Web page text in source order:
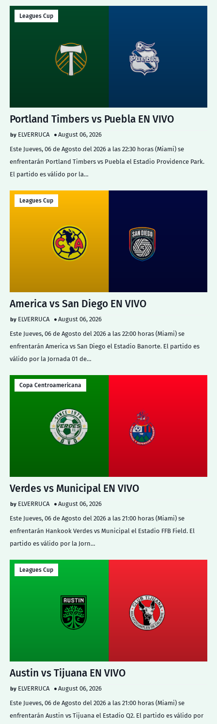
Leagues Cup
Portland Timbers vs Puebla EN VIVO
ELVERRUCA
August 06, 2026
Este Jueves, 06 de Agosto del 2026 a las 22:30 horas (Miami) se
enfrentarán Portland Timbers vs Puebla el Estadio Providence Park.
El partido es válido por la…
Leagues Cup
America vs San Diego EN VIVO
ELVERRUCA
August 06, 2026
Este Jueves, 06 de Agosto del 2026 a las 22:00 horas (Miami) se
enfrentarán America vs San Diego el Estadio Banorte. El partido es
válido por la Jornada 01 de…
Copa Centroamericana
Verdes vs Municipal EN VIVO
ELVERRUCA
August 06, 2026
Este Jueves, 06 de Agosto del 2026 a las 21:00 horas (Miami) se
enfrentarán Hankook Verdes vs Municipal el Estadio FFB Field. El
partido es válido por la Jorn…
Leagues Cup
Austin vs Tijuana EN VIVO
ELVERRUCA
August 06, 2026
Este Jueves, 06 de Agosto del 2026 a las 21:00 horas (Miami) se
enfrentarán Austin vs Tijuana el Estadio Q2. El partido es válido por